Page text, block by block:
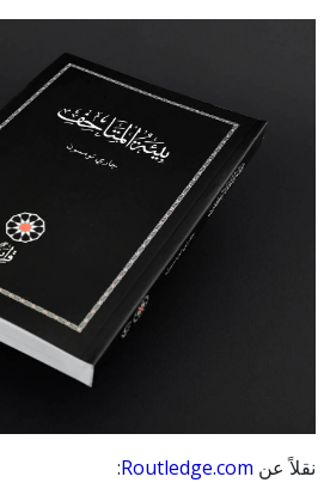
نقلاً عن Routledge.com
: